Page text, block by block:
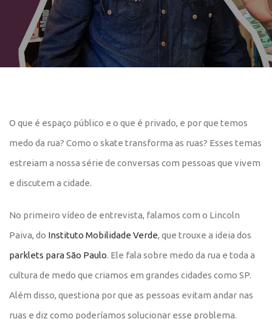
O que é espaço público e o que é privado, e por que temos
medo da rua? Como o skate transforma as ruas? Esses temas
estreiam a nossa série de conversas com pessoas que vivem
e discutem a cidade.
No primeiro vídeo de entrevista, falamos com o Lincoln
Paiva, do Instituto Mobilidade Verde, que trouxe a ideia dos
parklets para São Paulo. Ele fala sobre medo da rua e toda a
cultura de medo que criamos em grandes cidades como SP.
Além disso, questiona por que as pessoas evitam andar nas
ruas e diz como poderíamos solucionar esse problema.